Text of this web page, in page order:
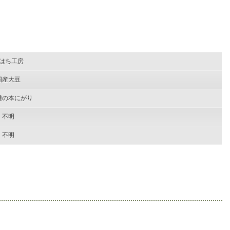
ち工房
産大豆
の本にがり
不明
不明